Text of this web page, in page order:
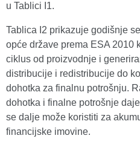
u Tablici I1.
Tablica I2 prikazuje godišnje
opće države prema ESA 2010
ciklus od proizvodnje i
distribucije i redistribucije do
dohotka za finalnu potrošnju.
dohotka i finalne potrošnje
se dalje može koristiti za
financijske imovine.